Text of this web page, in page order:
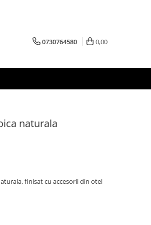
0730764580 0,00
naturala
finisat cu accesorii din otel